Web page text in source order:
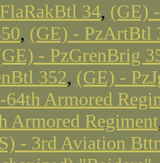
34, (GE)
, (GE) - PzArtBtl
- PzGrenBrig
352, (GE) -
Armored
Armored Regiment
- 3rd Aviation